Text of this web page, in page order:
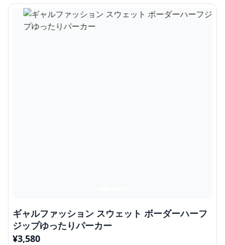
ギャルファッション スウェット ボーダーハーフ
ジップゆったりパーカー
¥3,580